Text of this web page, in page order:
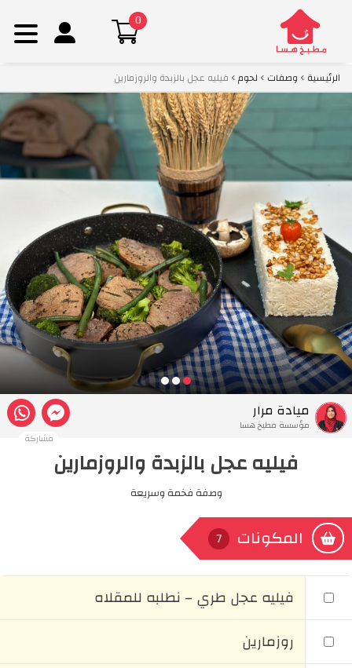
Skipالرئيسية وصفات لحوم فيليه عجل بالزبدة والروزمارين
ميادة مرار
مؤسسة مطبخ هسا
مشاركة
فيليه عجل بالزبدة والروزمارين
وصفة فخمة وسريعة
المكونات 7
فيليه عجل طري – نطلبه للمقلاه
روزمارين
0